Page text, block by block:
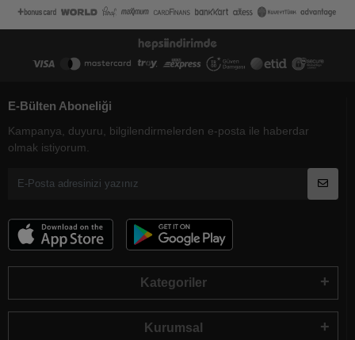
E-Bülten Aboneliği
Kampanya, duyuru, bilgilendirmelerden e-posta ile haberdar
olmak istiyorum.
Kategoriler
Kurumsal